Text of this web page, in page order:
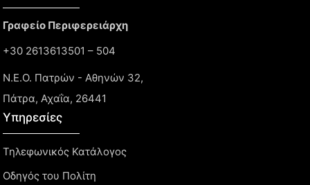
Γραφείο Περιφερειάρχη
+30 2613613501 – 504
Ν.Ε.Ο. Πατρών - Αθηνών 32,
Πάτρα, Αχαΐα, 26441
Υπηρεσίες
Τηλεφωνικός Κατάλογος
Οδηγός του Πολίτη